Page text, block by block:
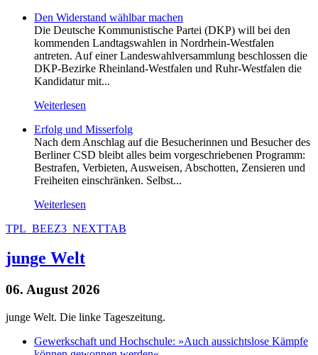
Den Widerstand wählbar machen
Die Deutsche Kommunistische Partei (DKP) will bei den
kommenden Landtagswahlen in Nordrhein-Westfalen
antreten. Auf einer Landeswahlversammlung beschlossen die
DKP-Bezirke Rheinland-Westfalen und Ruhr-Westfalen die
Kandidatur mit...
Weiterlesen
Erfolg und Misserfolg
Nach dem Anschlag auf die Besucherinnen und Besucher des
Berliner CSD bleibt alles beim vorgeschriebenen Programm:
Bestrafen, Verbieten, Ausweisen, Abschotten, Zensieren und
Freiheiten einschränken. Selbst...
Weiterlesen
TPL_BEEZ3_NEXTTAB
junge Welt
06. August 2026
junge Welt. Die linke Tageszeitung.
Gewerkschaft und Hochschule: »Auch aussichtslose Kämpfe